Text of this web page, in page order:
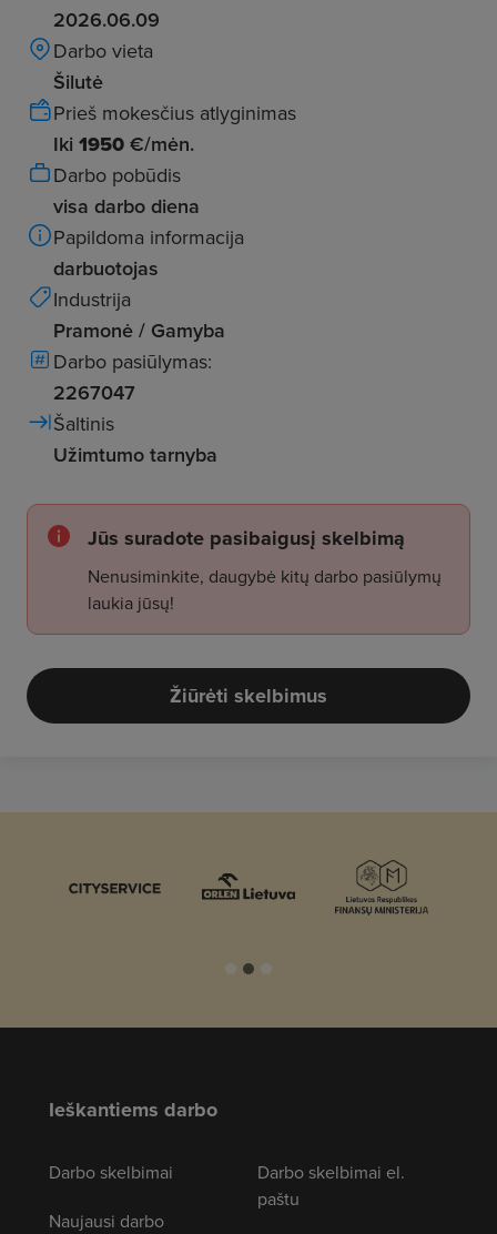
2026.06.09
Darbo vieta
Šilutė
Prieš mokesčius atlyginimas
Iki 1950 €/mėn.
Darbo pobūdis
visa darbo diena
Papildoma informacija
darbuotojas
Industrija
Pramonė / Gamyba
Darbo pasiūlymas:
2267047
Šaltinis
Užimtumo tarnyba
Jūs suradote pasibaigusį skelbimą
Nenusiminkite, daugybė kitų darbo pasiūlymų
laukia jūsų!
Žiūrėti skelbimus
Ieškantiems darbo
Darbo skelbimai
Naujausi darbo
Darbo skelbimai el.
paštu